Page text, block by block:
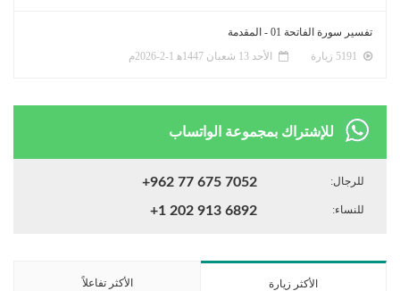
تفسير سورة الفاتحة 01 - المقدمة
الأحد 13 شعبان 1447ﻫ 1-2-2026م
للإشتراك بمجموعة الواتساب
للرجال: +962 77 675 7052
للنساء: +1 202 913 6892
الأكثر زيارة الأكثر تفاعلاً